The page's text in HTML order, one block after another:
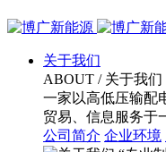
关于我们
ABOUT / 关于我们
一家以高低压输配
贸易、信息服务于
公司简介 企业环境